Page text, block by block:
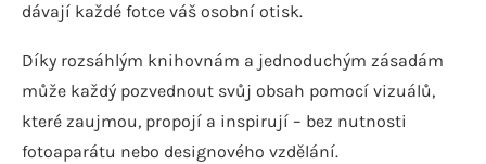
dávají každé fotce váš osobní otisk.
Díky rozsáhlým knihovnám a jednoduchým zásadám
může každý pozvednout svůj obsah pomocí vizuálů,
které zaujmou, propojí a inspirují – bez nutnosti
fotoaparátu nebo designového vzdělání.